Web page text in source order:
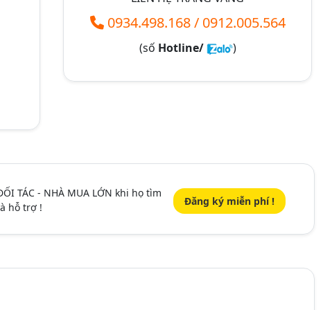
0934.498.168/ 0912.005.564
(số Hotline/ )
TÁC - NHÀ MUA LỚN khi họ tìm
hỗ trợ ! Đăng ký miễn phí !